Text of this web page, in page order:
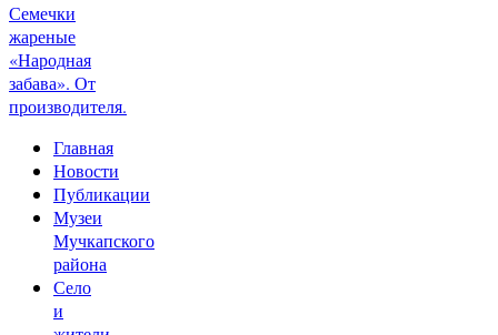
Семечки
жареные
«Народная
забава». От
производителя.
Главная
Новости
Публикации
Музеи
Мучкапского
района
Село
и